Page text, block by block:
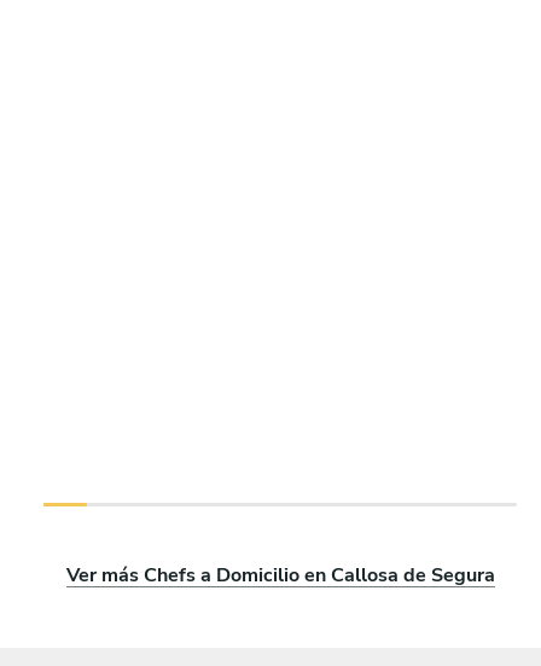
Ver más Chefs a Domicilio en Callosa de Segura